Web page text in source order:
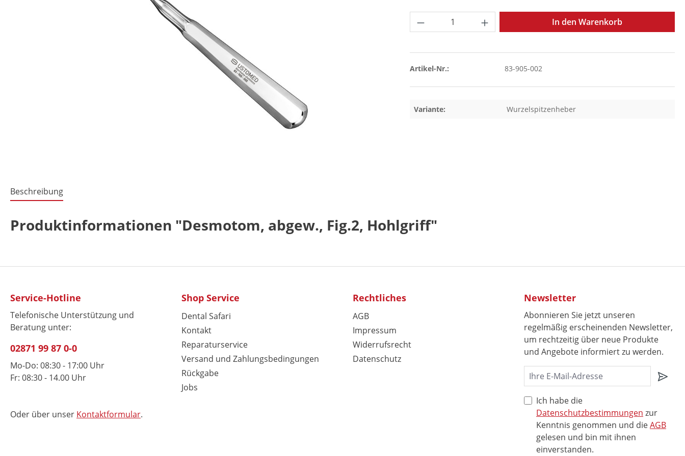
Produkt Anzahl: Gib den gewünschten Wert
In den Warenkorb
Artikel-Nr.: 83-905-002
Variante: Wurzelspitzenheber
Beschreibung
Produktinformationen "Desmotom, abgew., Fig.2, Hohlgriff"
Service-Hotline
Telefonische Unterstützung und
Beratung unter:
02871 99 87 0-0
Mo-Do: 08:30 - 17:00 Uhr
Fr: 08:30 - 14.00 Uhr
Oder über unser Kontaktformular.
Shop Service
Dental Safari
Kontakt
Reparaturservice
Versand und Zahlungsbedingungen
Rückgabe
Jobs
Rechtliches
AGB
Impressum
Widerrufsrecht
Datenschutz
Newsletter
Abonnieren Sie jetzt unseren
regelmäßig erscheinenden Newsletter,
um rechtzeitig über neue Produkte
und Angebote informiert zu werden.
Ich habe die
Datenschutzbestimmungen zur
Kenntnis genommen und dieAGB
gelesen und bin mit ihnen
einverstanden.